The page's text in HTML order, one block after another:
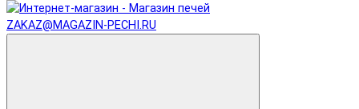
ZAKAZ@MAGAZIN-PECHI.RU